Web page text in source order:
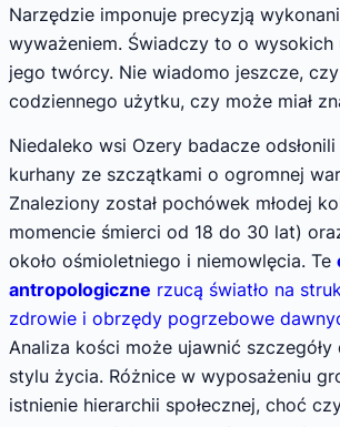
Narzędzie imponuje precyzją
wyważeniem. Świadczy to o wysokich
jego twórcy. Nie wiadomo jeszcze,
codziennego użytku, czy może miał
Niedaleko wsi Ozery badacze
kurhany ze szczątkami o ogromnej
Znaleziony został pochówek młodej
momencie śmierci od 18 do 30 lat)
około ośmioletniego i niemowlęcia. Te
antropologiczne rzucą światło na
zdrowie i obrzędy pogrzebowe
Analiza kości może ujawnić
stylu życia. Różnice w wyposażeniu
istnienie hierarchii społecznej, choć